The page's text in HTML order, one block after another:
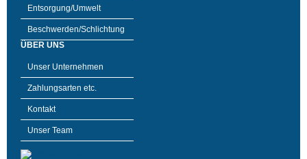
Entsorgung/Umwelt
Beschwerden/Schlichtung
ÜBER UNS
Unser Unternehmen
Zahlungsarten etc.
Kontakt
Unser Team